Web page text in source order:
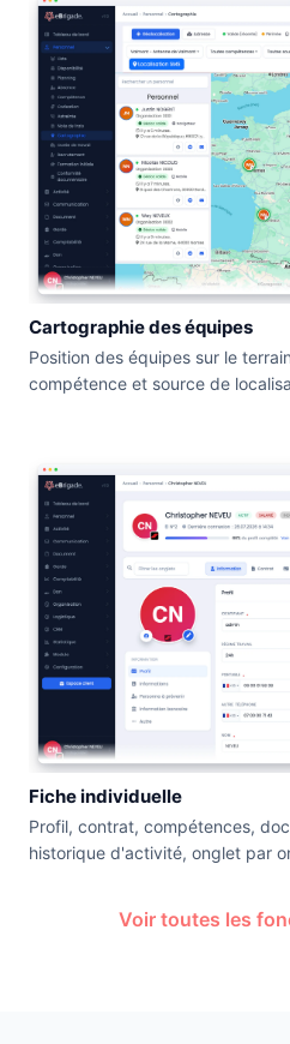
Cartographie des équipes
Position des équipes sur le
compétence et source de
Fiche individuelle
Profil, contrat, compétences,
historique d'activité, onglet par
Voir toutes les